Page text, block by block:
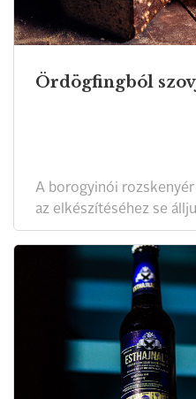
Ördögfingból
A borogyinói
az elkészítéséhez se